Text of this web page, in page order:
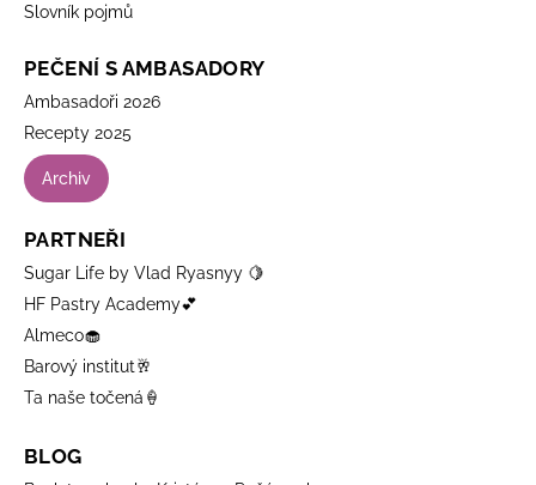
Slovník pojmů
PEČENÍ S AMBASADORY
Ambasadoři 2026
Recepty 2025
Archiv
PARTNEŘI
Sugar Life by Vlad Ryasnyy 🍋
HF Pastry Academy💕
Almeco🧁
Barový institut🥂
Ta naše točená🍦
BLOG